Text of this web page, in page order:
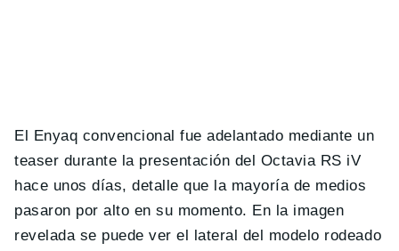
El Enyaq convencional fue adelantado mediante un
teaser durante la presentación del Octavia RS iV
hace unos días, detalle que la mayoría de medios
pasaron por alto en su momento. En la imagen
revelada se puede ver el lateral del modelo rodeado